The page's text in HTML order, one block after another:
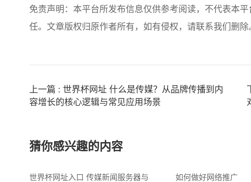
免责声明：本平台所发布信息仅供参考阅读，不代表本
任。文章版权归原作者所有，如有侵权，请联系我们删除
上一篇 : 世界杯网址 什么是传媒？从品牌传播到内
容增长的核心逻辑与常见应用场景
猜你感兴趣的内容
世界杯网址入口 传媒新闻服务器与
如何做好网络推广